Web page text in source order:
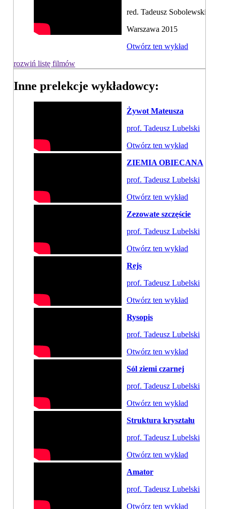
red. Tadeusz Sobolewski
Warszawa 2015
Otwórz ten wykład
rozwiń listę filmów
Inne prelekcje wykładowcy:
Żywot Mateusza
prof. Tadeusz Lubelski
Otwórz ten wykład
ZIEMIA OBIECANA
prof. Tadeusz Lubelski
Otwórz ten wykład
Zezowate szczęście
prof. Tadeusz Lubelski
Otwórz ten wykład
Rejs
prof. Tadeusz Lubelski
Otwórz ten wykład
Rysopis
prof. Tadeusz Lubelski
Otwórz ten wykład
Sól ziemi czarnej
prof. Tadeusz Lubelski
Otwórz ten wykład
Struktura kryształu
prof. Tadeusz Lubelski
Otwórz ten wykład
Amator
prof. Tadeusz Lubelski
Otwórz ten wykład